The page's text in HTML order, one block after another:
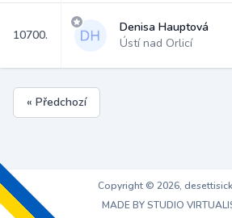
10700.
Denisa Hauptová
Ústí nad Orlicí
« Předchozí
Copyright © 2026,
MADE BY STUDIO